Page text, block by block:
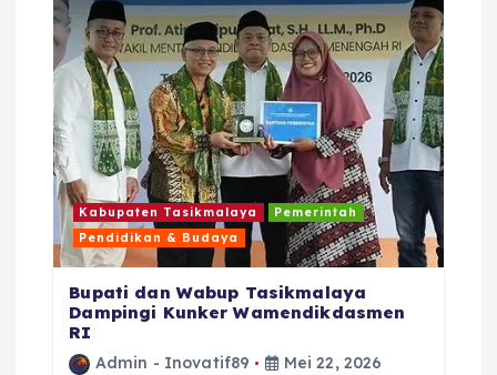
Kabupaten Tasikmalaya
Pemerintah
Pendidikan & Budaya
Bupati dan Wabup Tasikmalaya
Dampingi Kunker Wamendikdasmen
RI
Admin - Inovatif89 Mei 22, 2026